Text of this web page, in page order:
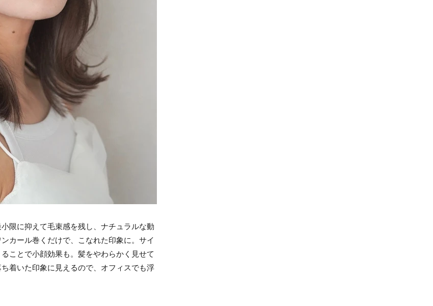
限に抑えて毛束感を残し、ナチュラルな動
カール巻くだけで、こなれた印象に。サイ
ことで小顔効果も。髪をやわらかく見せて
着いた印象に見えるので、オフィスでも浮